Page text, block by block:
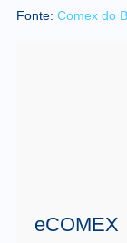
Fonte: Comex do
eCOMEX